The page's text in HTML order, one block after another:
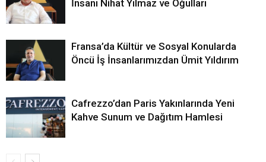
İnsanı Nihat Yılmaz ve Oğulları
Fransa’da Kültür ve Sosyal Konularda
Öncü İş İnsanlarımızdan Ümit Yıldırım
Cafrezzo’dan Paris Yakınlarında Yeni
Kahve Sunum ve Dağıtım Hamlesi